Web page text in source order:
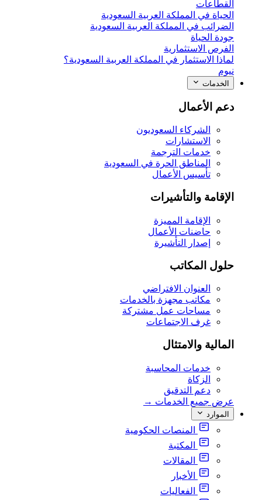
القطاعات
الحياة في المملكة العربية السعودية
الضرائب في المملكة العربية السعودية
جودة الحياة
الفرص الاستثمارية
لماذا الاستثمار في المملكة العربية السعودية؟
نيوم
الخدمات
دعم الأعمال
الشركاء السعوديون
الاستشارات
خدمات الترجمة
المناطق الحرة في السعودية
تأسيس الأعمال
الإقامة والتأشيرات
الإقامة المميزة
حاضنات الأعمال
إصدار التأشيرة
حلول المكاتب
العنوان الافتراضي
مكاتب مجهزة بالخدمات
مساحات عمل مشتركة
غرف الاجتماعات
المالية والامتثال
خدمات المحاسبة
الزكاة
دعم التدقيق
عرض جميع الخدمات →
الموارد
المنصات الحكومية
المكتبة
المقالات
الأخبار
الفعاليات